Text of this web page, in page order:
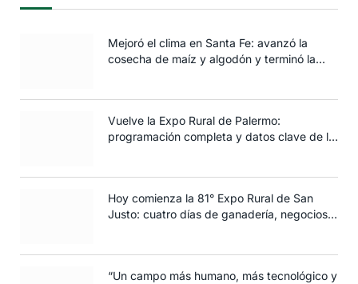
Mejoró el clima en Santa Fe: avanzó la
cosecha de maíz y algodón y terminó la
Vuelve la Expo Rural de Palermo:
programación completa y datos clave de la
Hoy comienza la 81° Expo Rural de San
Justo: cuatro días de ganadería, negocios y
“Un campo más humano, más tecnológico y